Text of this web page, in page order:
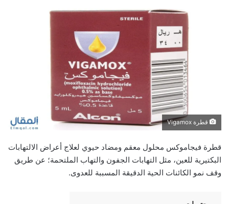
قطرة Vigamox
قطرة فيجاموكس محلول معقم ومضاد حيوي لعلاج أعراض الالتهابات
البكتيرية للعين، مثل التهابات الجفون والتهاب الملتحمة؛ عن طريق
وقف نمو الكائنات الحية الدقيقة المسببة للعدوى.